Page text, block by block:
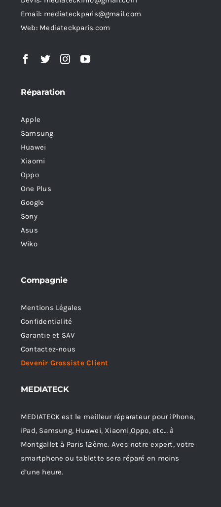
Email: mediateckparis@gmail.com
Web: Mediateckparis.com
Réparation
Apple
Samsung
Huawei
Xiaomi
Oppo
One Plus
Google
Sony
Asus
Wiko
Compagnie
Mentions Légales
Confidentialité
Garantie et SAV
Contactez-nous
Devenir Grossiste Client
MEDIATECK
MEDIATECK est le meilleur réparateur pour iPhone,
iPad, Samsung, Huawei, Xiaomi,Oppo, etc… à
Montgallet à Paris 12ème. Avec notre expert, votre
smartphone ou tablette sera réparé en moins
d’une heure.